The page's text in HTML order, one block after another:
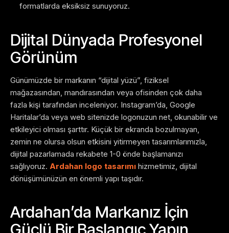
formatlarda eksiksiz sunuyoruz.
Dijital Dünyada Profesyonel
Görünüm
Günümüzde bir markanın “dijital yüzü”, fiziksel
mağazasından, mandırasından veya ofisinden çok daha
fazla kişi tarafından inceleniyor. Instagram’da, Google
Haritalar’da veya web sitenizde logonuzun net, okunabilir ve
etkileyici olması şarttır. Küçük bir ekranda bozulmayan,
zemin ne olursa olsun etkisini yitirmeyen tasarımlarımızla,
dijital pazarlamada rekabete 1-0 önde başlamanızı
sağlıyoruz. Ardahan logo tasarımı hizmetimiz, dijital
dönüşümünüzün en önemli yapı taşıdır.
Ardahan’da Markanız İçin
Güçlü Bir Başlangıç Yapın